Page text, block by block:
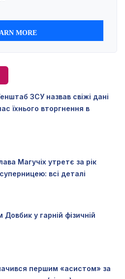
ЗСУ назвав свіжі дані
їхнього вторгнення в
Магучіх утретє за рік
всі деталі
Довбик у гарній фізичній
першим «асистом» за